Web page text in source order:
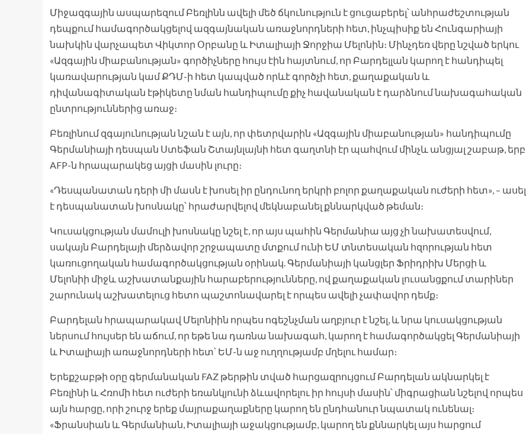
Միջազգային ասպարեզում Բեռլինն ավելի մեծ ճկունություն է ցուցաբերել՝ անհրաժեշտության
դեպքում համագործակցելով ազգայնական առաջնորդների հետ, ինչպիսիք են Հունգարիայի
նախկին վարչապետ Վիկտոր Օրբանը և Իտալիայի Ջորջիա Մելոնին։ Մինչդեռ վերը նշված երկու
«Ազգային միաբանության» գործիչները հույս էին հայտնում, որ Բարդելլան կարող է հանդիպել
կառավարության կամ ՔԴՄ-ի հետ կապված որևէ գործչի հետ, քաղաքական և
դիվանագիտական ​​​​էթիկետը նման հանդիպումը քիչ հավանական է դարձնում նախագահական
ընտրություններից առաջ։
Բեռլինում զգայունության նշան է այն, որ փետրվարին «Ազգային միաբանության» հանդիպումը
Գերմանիայի դեսպան Ստեֆան Շտայնլայնի հետ գաղտնի էր պահվում մինչև անցյալ շաբաթ, երբ
AFP-ն հրապարակեց այցի մասին լուրը։
«Դեսպանատան դերի մի մասն է խոսել իր ընդունող երկրի բոլոր քաղաքական ուժերի հետ», – ասել
է դեսպանատան խոսնակը՝ հրաժարվելով մեկնաբանել քննարկված թեման։
Կուսակցության մամուլի խոսնակը նշել է, որ այս պահին Գերմանիա այց չի նախատեսվում,
սակայն Բարդելայի մերձավոր շրջապատը մտքում ունի ԵՄ տնտեսական հզորության հետ
կառուցողական համագործակցության օրինակ. Գերմանիայի կանցլեր Ֆրիդրիխ Մերցի և
Մելոնիի միջև աշխատանքային հարաբերությունները, ով քաղաքական լուսանցքում տարիներ
շարունակ աշխատելուց հետո պաշտոնավարել է որպես ավելի չափավոր դեմք։
Բարդելան հրապարակավ Մելոնիին որպես ոգեշնչման աղբյուր է նշել, և նրա կուսակցության
ներսում հույսեր են աճում, որ եթե նա դառնա նախագահ, կարող է համագործակցել Գերմանիայի
և Իտալիայի առաջնորդների հետ՝ ԵՄ-ն աջ ուղղությամբ մղելու համար։
Երեքշաբթի օրը գերմանական FAZ թերթին տված հարցազրույցում Բարդելան ակնարկել է
Բեռլինի և Հռոմի հետ ուժերի եռանկյունի ձևավորելու իր հույսի մասին՝ միգրացիան նշելով որպես
այն հարցը, որի շուրջ երեք մայրաքաղաքները կարող են ընդհանուր նպատակ ունենալ։
«Ֆրանսիան և Գերմանիան, Իտալիայի աջակցությամբ, կարող են քննարկել այս հարցում